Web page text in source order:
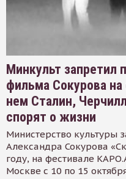
Минкульт запретил
фильма Сокурова
нем Сталин,
спорят о жизни
Министерство культуры
Александра Сокурова
году, на фестивале
Москве с 10 по 15